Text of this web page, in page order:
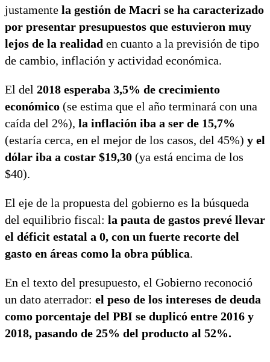
justamente la gestión de Macri se ha caracterizado
por presentar presupuestos que estuvieron muy
lejos de la realidad en cuanto a la previsión de tipo
de cambio, inflación y actividad económica.
El del 2018 esperaba 3,5% de crecimiento
económico (se estima que el año terminará con una
caída del 2%), la inflación iba a ser de 15,7%
(estaría cerca, en el mejor de los casos, del 45%) y el
dólar iba a costar $19,30 (ya está encima de los
$40).
El eje de la propuesta del gobierno es la búsqueda
del equilibrio fiscal: la pauta de gastos prevé llevar
el déficit estatal a 0, con un fuerte recorte del
gasto en áreas como la obra pública.
En el texto del presupuesto, el Gobierno reconoció
un dato aterrador: el peso de los intereses de deuda
como porcentaje del PBI se duplicó entre 2016 y
2018, pasando de 25% del producto al 52%.